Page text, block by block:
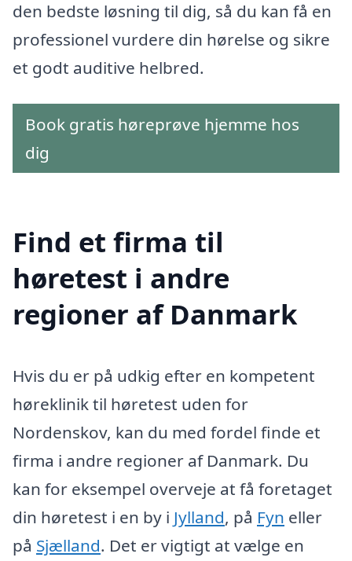
den bedste løsning til dig, så du kan få en
professionel vurdere din hørelse og sikre
et godt auditive helbred.
Book gratis høreprøve hjemme hos
dig
Find et firma til
høretest i andre
regioner af Danmark
Hvis du er på udkig efter en kompetent
høreklinik til høretest uden for
Nordenskov, kan du med fordel finde et
firma i andre regioner af Danmark. Du
kan for eksempel overveje at få foretaget
din høretest i en by i Jylland, på Fyn eller
på Sjælland. Det er vigtigt at vælge en